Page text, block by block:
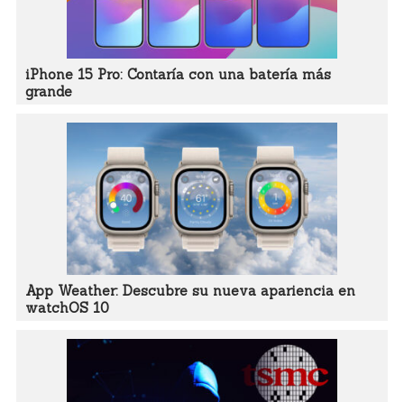
iPhone 15 Pro: Contaría con una batería más
grande
App Weather: Descubre su nueva apariencia en
watchOS 10